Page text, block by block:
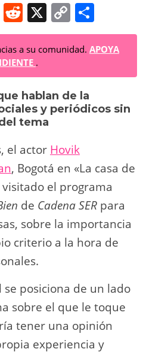
F
R
e
d
di
t
X
C
o
p
y
Li
n
k
o
m
p
tir
a su comunidad. APOYA
.
hablan de la
y periódicos sin
tema
el actor Hovik
, Bogotá en «La casa de
el programa
de Cadena SERpara
sobre la importancia
criterio a la hora de
se posiciona de un lado
sobre el que le toque
tener una opinión
experiencia y